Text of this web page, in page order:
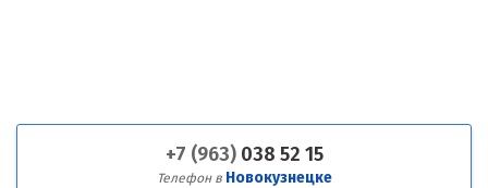
+7 (963) 038 52 15
Телефон в Новокузнецке